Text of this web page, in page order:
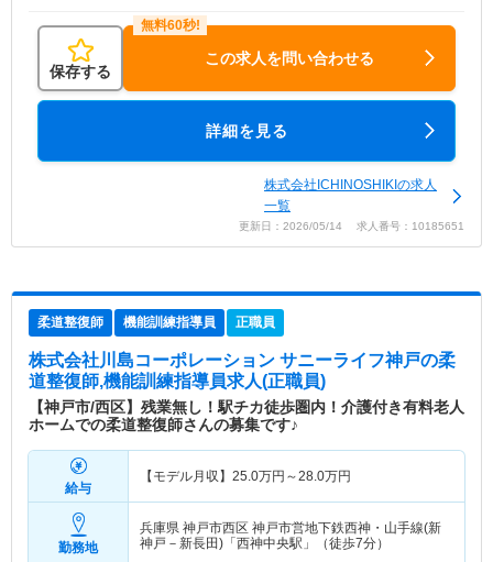
保存する
この求人を問い合わせる
詳細を見る
株式会社ICHINOSHIKIの求人
一覧
更新日：2026/05/14 求人番号：10185651
柔道整復師 機能訓練指導員 正職員
株式会社川島コーポレーション サニーライフ神戸の柔
道整復師,機能訓練指導員求人(正職員)
【神戸市/西区】残業無し！駅チカ徒歩圏内！介護付き有料老人
ホームでの柔道整復師さんの募集です♪
給与
【モデル月収】 25.0万円～28.0万円
勤務地
兵庫県 神戸市西区 神戸市営地下鉄西神・山手線(新
神戸－新長田)「西神中央駅」（徒歩7分）